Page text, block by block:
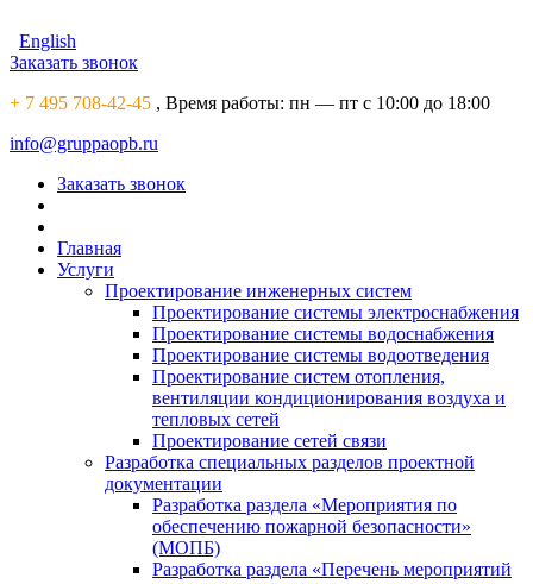
English
Заказать звонок
+ 7 495 708-42-45 , Время работы: пн — пт с 10:00 до 18:00
info@gruppaopb.ru
Заказать звонок
Главная
Услуги
Проектирование инженерных систем
Проектирование системы электроснабжения
Проектирование системы водоснабжения
Проектирование системы водоотведения
Проектирование систем отопления,
вентиляции кондиционирования воздуха и
тепловых сетей
Проектирование сетей связи
Разработка специальных разделов проектной
документации
Разработка раздела «Мероприятия по
обеспечению пожарной безопасности»
(МОПБ)
Разработка раздела «Перечень мероприятий